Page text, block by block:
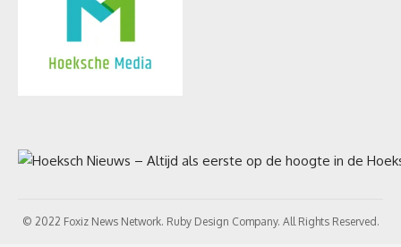
© 2022 Foxiz News Network. Ruby Design Company. All Rights Reserved.